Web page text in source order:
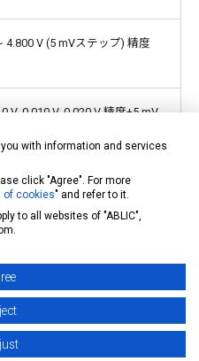
4.800 V (5 mVステップ) 精度
V, 0.010 V, 0.020 V 精度±5 mV
V (10 mVステップ) 精度±50
V
100 mV (0.5 mVステップ) 精
~ 100 mV (1 mVステップ) 精度
with information and services
click "Agree". For more
of cookies" and refer to it.
to all websites of "ABLIC",